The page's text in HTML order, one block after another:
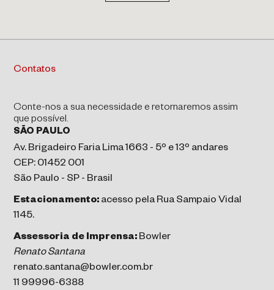
Contatos
Conte-nos a sua necessidade e retornaremos assim
que possível.
SÃO PAULO
Av. Brigadeiro Faria Lima 1663 - 5º e 13º andares
CEP: 01452 001
São Paulo - SP - Brasil
Estacionamento: acesso pela Rua Sampaio Vidal
1145.
Assessoria de Imprensa: Bowler
Renato Santana
renato.santana@bowler.com.br
11 99996-6388